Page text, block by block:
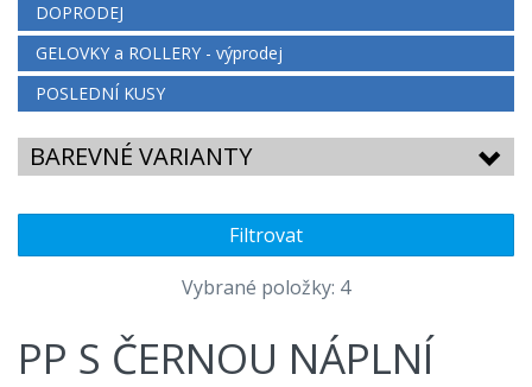
DOPRODEJ
GELOVKY a ROLLERY - výprodej
POSLEDNÍ KUSY
BAREVNÉ VARIANTY
Filtrovat
Vybrané položky: 4
PP S ČERNOU NÁPLNÍ